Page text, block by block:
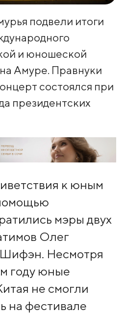
подвели итоги
и юношеской
Амуре. Правнуки
состоялся при
президентских
к юным
мэры двух
Олег
Несмотря
году юные
не смогли
на фестивале